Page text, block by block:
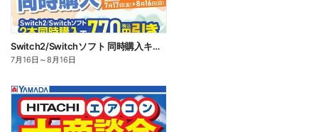
Switch2/Switchソフト 同時購入キャンペーン
7月16日 ～8月16日